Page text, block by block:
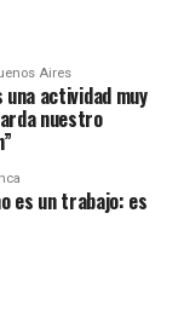
Aires
una actividad muy
nuestro
es un trabajo: es